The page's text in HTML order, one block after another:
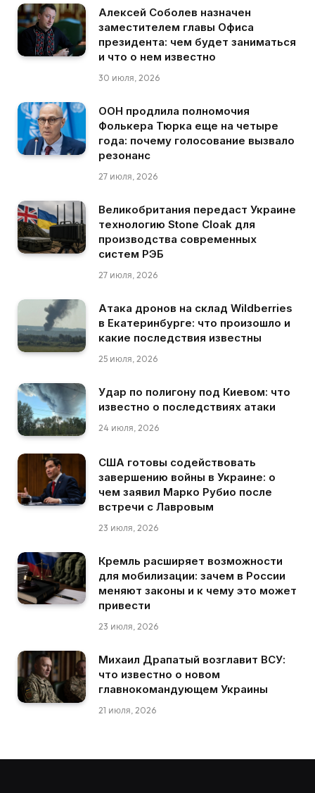
Алексей Соболев назначен
заместителем главы Офиса
президента: чем будет заниматься
и что о нем известно
30 июля, 2026
ООН продлила полномочия
Фолькера Тюрка еще на четыре
года: почему голосование вызвало
резонанс
27 июля, 2026
Великобритания передаст Украине
технологию Stone Cloak для
производства современных
систем РЭБ
27 июля, 2026
Атака дронов на склад Wildberries
в Екатеринбурге: что произошло и
какие последствия известны
25 июля, 2026
Удар по полигону под Киевом: что
известно о последствиях атаки
24 июля, 2026
США готовы содействовать
завершению войны в Украине: о
чем заявил Марко Рубио после
встречи с Лавровым
23 июля, 2026
Кремль расширяет возможности
для мобилизации: зачем в России
меняют законы и к чему это может
привести
23 июля, 2026
Михаил Драпатый возглавит ВСУ:
что известно о новом
главнокомандующем Украины
21 июля, 2026